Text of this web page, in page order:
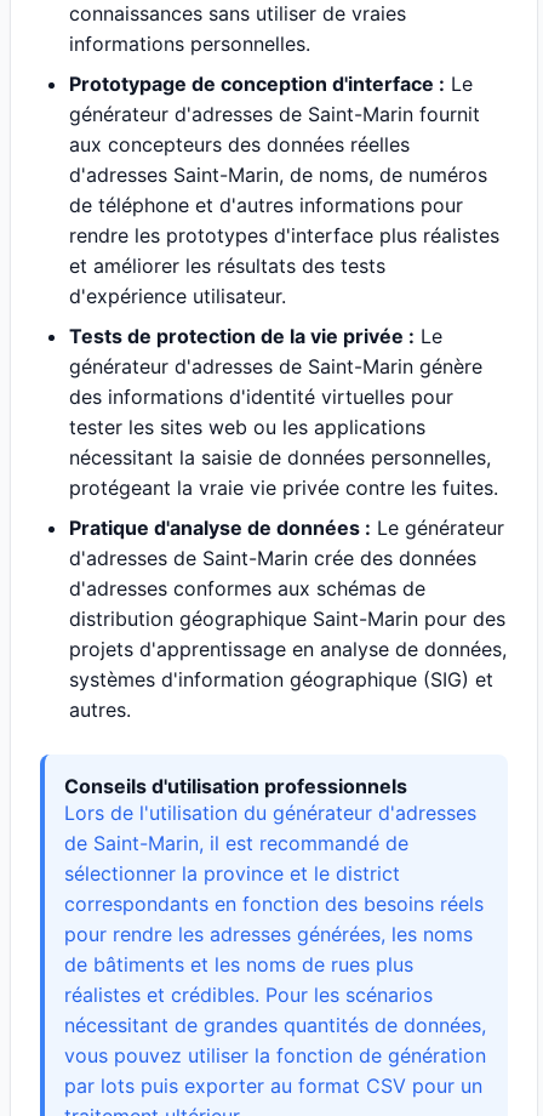
connaissances sans utiliser de vraies
informations personnelles.
Prototypage de conception d'interface : Le
générateur d'adresses de Saint-Marin fournit
aux concepteurs des données réelles
d'adresses Saint-Marin, de noms, de numéros
de téléphone et d'autres informations pour
rendre les prototypes d'interface plus réalistes
et améliorer les résultats des tests
d'expérience utilisateur.
Tests de protection de la vie privée : Le
générateur d'adresses de Saint-Marin génère
des informations d'identité virtuelles pour
tester les sites web ou les applications
nécessitant la saisie de données personnelles,
protégeant la vraie vie privée contre les fuites.
Pratique d'analyse de données : Le générateur
d'adresses de Saint-Marin crée des données
d'adresses conformes aux schémas de
distribution géographique Saint-Marin pour des
projets d'apprentissage en analyse de données,
systèmes d'information géographique (SIG) et
autres.
Conseils d'utilisation professionnels
Lors de l'utilisation du générateur d'adresses
de Saint-Marin, il est recommandé de
sélectionner la province et le district
correspondants en fonction des besoins réels
pour rendre les adresses générées, les noms
de bâtiments et les noms de rues plus
réalistes et crédibles. Pour les scénarios
nécessitant de grandes quantités de données,
vous pouvez utiliser la fonction de génération
par lots puis exporter au format CSV pour un